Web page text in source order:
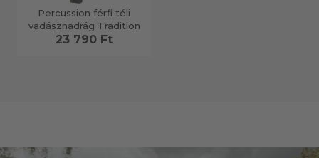
Percussion férfi téli
vadásznadrág Tradition
23 790 Ft